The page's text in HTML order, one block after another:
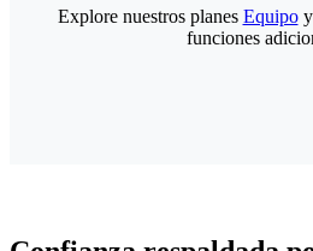
Explore nuestros planes Equipoy
funciones